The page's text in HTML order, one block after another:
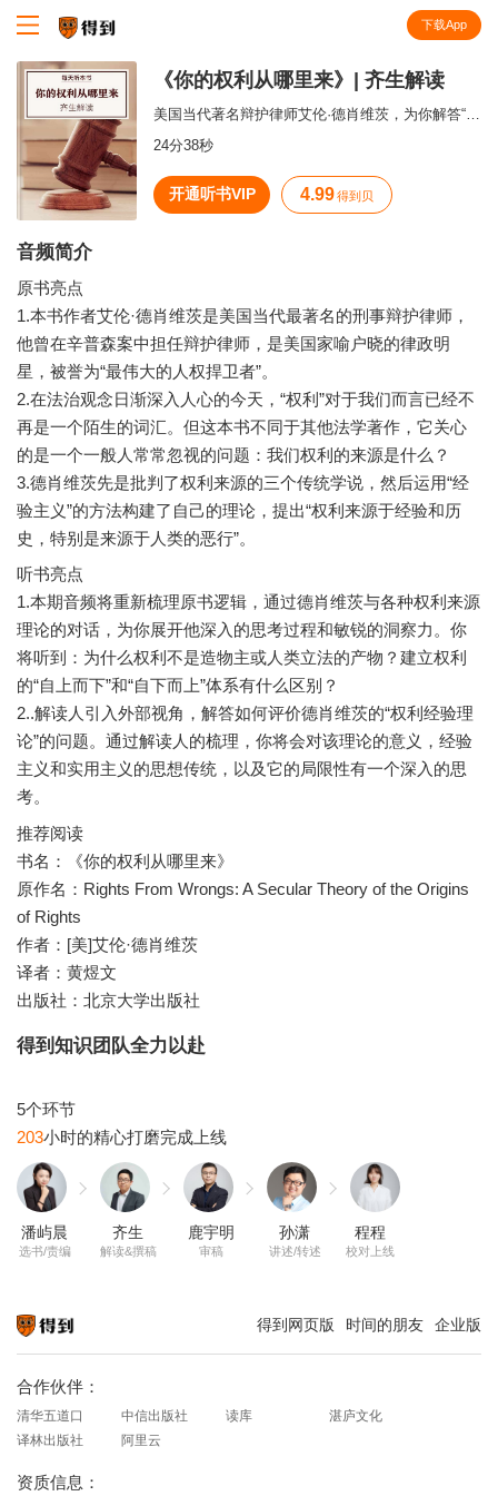
下载App
《你的权利从哪里来》| 齐生解读
美国当代著名辩护律师艾伦·德肖维茨，为你解答“权利”的来源。
24分38秒
开通听书VIP 4.99 得到贝
音频简介
原书亮点
1.本书作者艾伦·德肖维茨是美国当代最著名的刑事辩护律师，
他曾在辛普森案中担任辩护律师，是美国家喻户晓的律政明
星，被誉为“最伟大的人权捍卫者”。
2.在法治观念日渐深入人心的今天，“权利”对于我们而言已经不
再是一个陌生的词汇。但这本书不同于其他法学著作，它关心
的是一个一般人常常忽视的问题：我们权利的来源是什么？
3.德肖维茨先是批判了权利来源的三个传统学说，然后运用“经
验主义”的方法构建了自己的理论，提出“权利来源于经验和历
听书亮点
1.本期音频将重新梳理原书逻辑，通过德肖维茨与各种权利来源
理论的对话，为你展开他深入的思考过程和敏锐的洞察力。你
将听到：为什么权利不是造物主或人类立法的产物？建立权利
的“自上而下”和“自下而上”体系有什么区别？
2..解读人引入外部视角，解答如何评价德肖维茨的“权利经验理
论”的问题。通过解读人的梳理，你将会对该理论的意义，经验
主义和实用主义的思想传统，以及它的局限性有一个深入的思
推荐阅读
书名：《你的权利从哪里来》
原作名：Rights From Wrongs: A Secular Theory of the Origins
of Rights
作者：[美]艾伦·德肖维茨
译者：黄煜文
出版社：北京大学出版社
得到知识团队全力以赴
203
潘屿晨
选书/责编
齐生
解读&撰稿
鹿宇明
审稿
孙潇
讲述/转述
程程
校对上线
得到网页版 时间的朋友 企业版
合作伙伴：
清华五道口 中信出版社 读库
湛庐文化
译林出版社
阿里云
资质信息：